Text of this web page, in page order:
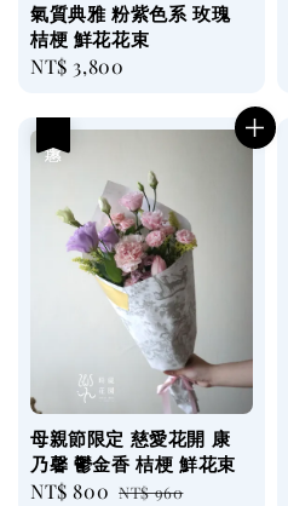
氣質典雅 粉紫色系 玫瑰
桔梗 鮮花花束
Regular
NT$ 3,800
母親節限定 慈愛花開 康
乃馨 鬱金香 桔梗 鮮花束
Sale
NT$ 800 Regular
NT$ 960